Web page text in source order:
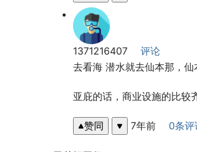
1371216407
评论
去看海 潜水就去仙本那，仙
亚庇的话，商业设施的比较
赞同 7年前 0条评